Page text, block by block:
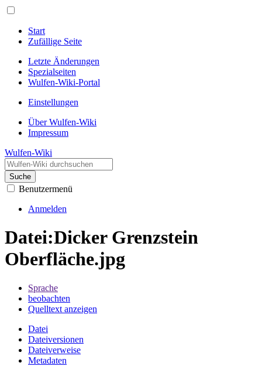
Start
Zufällige Seite
Letzte Änderungen
Spezialseiten
Wulfen-Wiki-Portal
Einstellungen
Über Wulfen-Wiki
Impressum
Wulfen-Wiki
Suche
Benutzermenü
Anmelden
Datei:Dicker Grenzstein
Oberfläche.jpg
Sprache
beobachten
Quelltext anzeigen
Datei
Dateiversionen
Dateiverweise
Metadaten